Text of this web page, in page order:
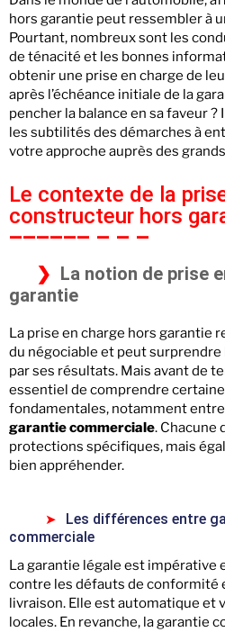
hors garantie peut ressembler à
Pourtant, nombreux sont les
de ténacité et les bonnes
obtenir une prise en charge de
après l’échéance initiale de la
pencher la balance en sa faveur
les subtilités des démarches à
votre approche auprès des
Le contexte de la
constructeur hors
La notion de prise
garantie
La prise en charge hors garantie
du négociable et peut
par ses résultats. Mais avant de
essentiel de comprendre
fondamentales, notamment entre
garantie commerciale. Chacune
protections spécifiques, mais
bien appréhender.
Les différences entre
commerciale
La garantie légale est impérative
contre les défauts de conformité
livraison. Elle est automatique et
locales. En revanche, la garantie